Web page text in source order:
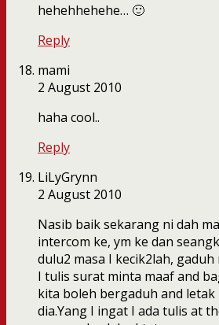
hehehhehehe… 🙂
Reply
mami
2 August 2010
haha cool..
Reply
LiLyGrynn
2 August 2010
Nasib baik sekarang ni dah
intercom ke, ym ke dan
dulu2 masa I kecik2lah,
I tulis surat minta maaf and
kita boleh bergaduh and letak
dia.Yang I ingat I ada tulis at